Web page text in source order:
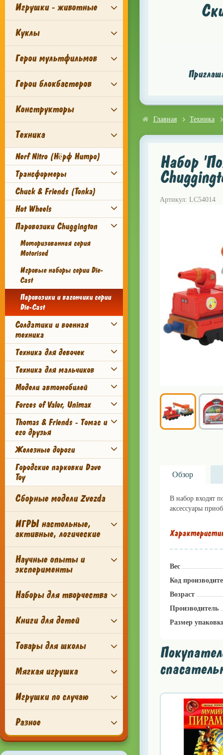
Игрушки - животные
Куклы
Герои мультфильмов
Герои блокбастеров
Конструкторы
Техника
Nerf Nitro (Нёрф Нитро)
Трансформеры
Chuck & Friends (Tonka)
Hot Wheels
Паровозики Chuggington
Моторизованная серия
Motorised
Игровые наборы серии Die-
Cast
Паровозики и вагончики серии
Die-Cast
Солдатики и военная
техника
Техника для девочек
Техника для мальчиков
Модели автомобилей
Forces of Valor, Unimax
Thomas & Friends - Томас и
его друзья
Железные дороги
Городские парковки Dave
Toy
Сборные модели Zvezda
ИГРЫ настольные,
активные, логические
Научные опыты и
эксперименты
Наборы для творчества
Книги для детей
Товары для школы
Мягкая игрушка
Игрушки по случаю
Разное
Главная Техника
Набор
Артикул: LC54014
Обзор
В набор входят
аксессуары
Вес
Код
Возраст
Производитель
Размер